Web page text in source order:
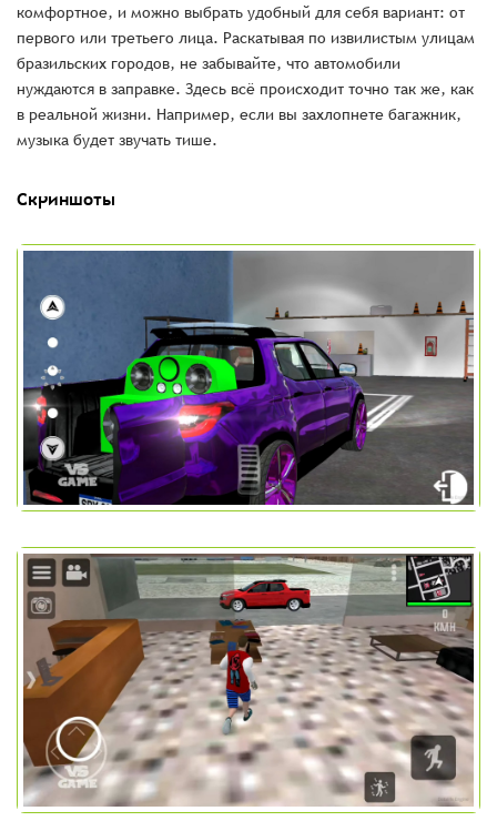
комфортное, и можно выбрать удобный для себя вариант: от
первого или третьего лица. Раскатывая по извилистым улицам
бразильских городов, не забывайте, что автомобили
нуждаются в заправке. Здесь всё происходит точно так же, как
в реальной жизни. Например, если вы захлопнете багажник,
музыка будет звучать тише.
Скриншоты